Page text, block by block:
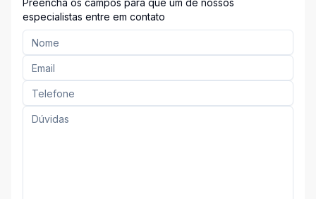
Preencha os campos para que um de nossos
especialistas entre em contato